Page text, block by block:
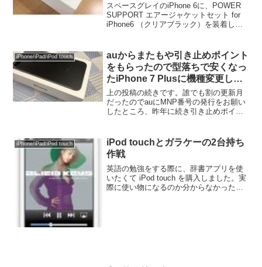
スペースグレイのiPhone 6に、POWER
SUPPORT エアージャケットセット for
iPhone6 （クリアブラック）を装着して
が、このままだと滑って...
iPhone/iPad/iPod touch
auからまたもや引き止めポイント
をもらったので型落ちで安くなっ
たiPhone 7 Plusに機種変更した
話
上の投稿の続きです。誰でも割の更新月
だったのでauにMNP番号の発行をお願い
したところ、昨年に続き引き止めポイン
ました。それでもまだUQ mobileに移...
iPhone/iPad/iPod touch
iPod touchとガラケーの2台持ち
作戦
英語の勉強をする際に、辞書アプリを使
いたくて iPod touch を購入しました。実
際に使い物になるのか分からなかったの